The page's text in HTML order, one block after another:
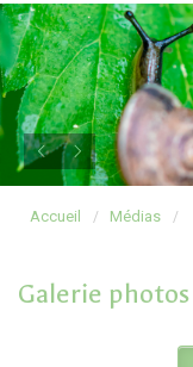
Accueil Médias
Galerie photos